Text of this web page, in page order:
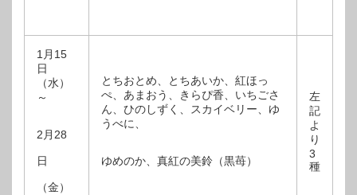
1月15
日
（水）
～
2月28
日
（金）
とちおとめ、とちあいか、紅ほっ
ぺ、あまおう、きらぴ香、いちごさ
ん、ひのしずく、スカイベリー、ゆ
うべに、
ゆめのか、真紅の美鈴（黒苺）
左
記
よ
り
3
種